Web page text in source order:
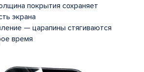
покрытия сохраняет
экрана
— царапины стягиваются
время